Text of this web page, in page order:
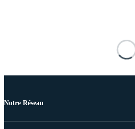
Notre Réseau